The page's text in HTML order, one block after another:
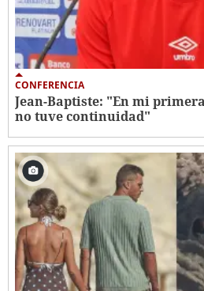
CONFERENCIA
Jean-Baptiste: "En mi
no tuve continuidad"